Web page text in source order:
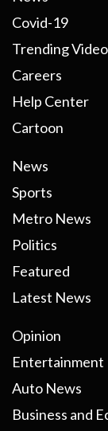
Covid-19
Trending
Careers
Help Center
Cartoon
News
Sports
Metro News
Politics
Featured
Latest News
Opinion
Entertainment
Auto News
Business and